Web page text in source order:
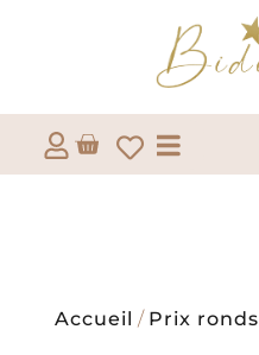
Accueil / Prix ronds